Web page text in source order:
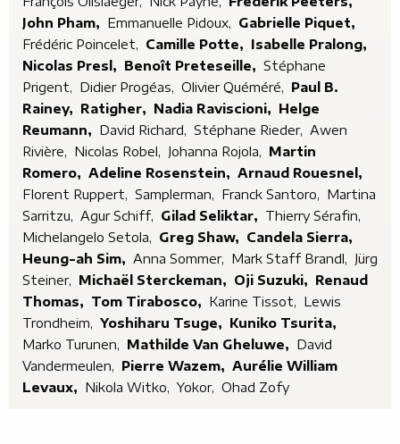
John Pham, Emmanuelle Pidoux, Gabrielle Piquet,
Frédéric Poincelet,
Camille Potte, Isabelle Pralong,
Nicolas Presl, Benoît Preteseille, Stéphane
Prigent, Didier Progéas, Olivier Quéméré, Paul B.
Rainey, Ratigher, Nadia Raviscioni, Helge
Reumann, David Richard, Stéphane Rieder, Awen
Rivière, Nicolas Robel, Johanna Rojola, Martin
Romero, Adeline Rosenstein, Arnaud Rouesnel,
Florent Ruppert, Samplerman, Franck Santoro, Martina
Sarritzu, Agur Schiff, Gilad Seliktar, Thierry Sérafin,
Michelangelo Setola, Greg Shaw, Candela Sierra,
Heung-ah Sim, Anna Sommer, Mark Staff Brandl, Jürg
Steiner, Michaël Sterckeman, Oji Suzuki, Renaud
Thomas, Tom Tirabosco, Karine Tissot, Lewis
Trondheim, Yoshiharu Tsuge, Kuniko Tsurita,
Marko Turunen, Mathilde Van Gheluwe, David
Vandermeulen, Pierre Wazem, Aurélie William
Levaux, Nikola Witko, Yokor, Ohad Zofy